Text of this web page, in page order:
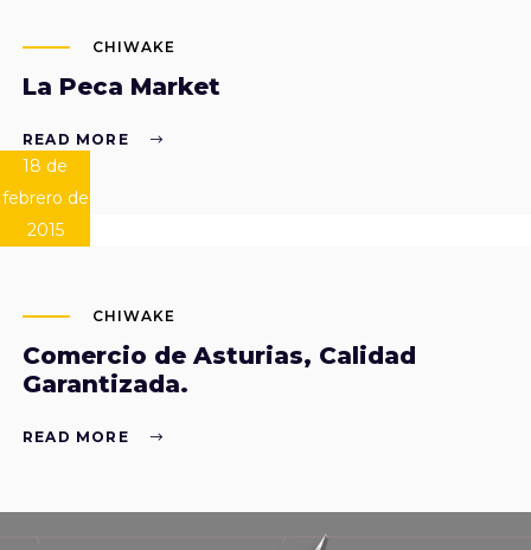
CHIWAKE
La Peca Market
READ MORE
18 de
febrero de
2015
CHIWAKE
Comercio de Asturias, Calidad
Garantizada.
READ MORE